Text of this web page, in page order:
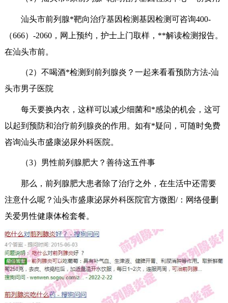
汕头市前列腺*靶向治疗基因检测基因检测可咨询400-
（666）-2060，网上预约，护士上门取样，**解读检测报告。
在汕头市前。
（2）不喝酒*检测到前列腺炎？一起来看看预防方法-汕
头市男子医院
每天要换内衣，这样可以减少细菌和*感染的机会，这可
以起到预防和治疗前列腺炎的作用。如有*疑问，可随时免费
咨询汕头市盛康泌尿外科医院。
（3）男性前列腺肥大？善待这五件事
那么，前列腺肥大患者除了治疗之外，在生活中还需要
注意什么呢？汕头市盛康泌尿外科医院官方微图/：网络侵删
关爱男性健康体检套餐。